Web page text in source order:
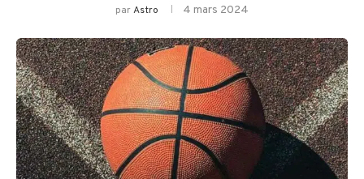
parAstro 4 mars 2024